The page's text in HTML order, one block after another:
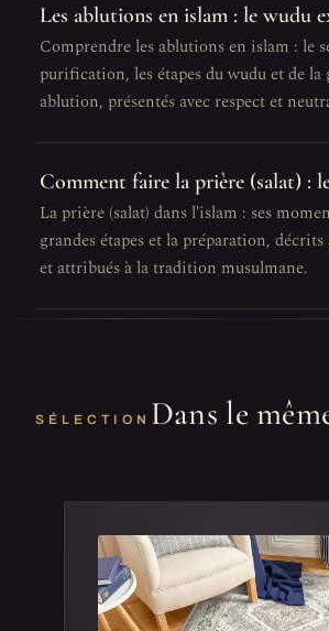
Les ablutions en islam : le wudu
Comprendre les ablutions en islam : le
purification, les étapes du wudu et de la
ablution, présentés avec respect et
Comment faire la prière (salat) :
La prière (salat) dans l'islam : ses
grandes étapes et la préparation, décrits
et attribués à la tradition musulmane.
SÉLECTION Dans le